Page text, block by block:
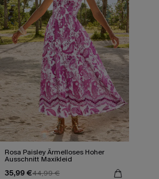
Rosa Paisley Ärmelloses Hoher
Ausschnitt Maxikleid
35,99 €44,99 €